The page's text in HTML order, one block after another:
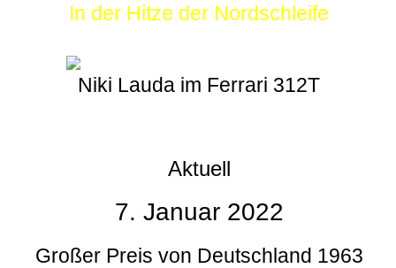
In der Hitze der Nordschleife
Niki Lauda im Ferrari 312T
Aktuell
7. Januar 2022
Großer Preis von Deutschland 1963